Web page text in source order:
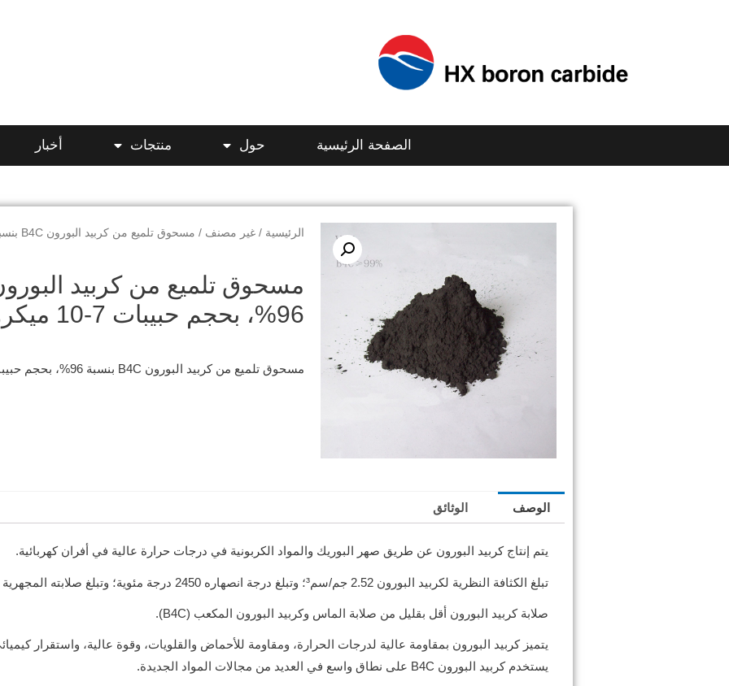
الصفحة الرئيسية حول منتجات أخبار
الرئيسية /غير مصنف / مسحوق تلميع من كربيد البورون B4C بنسبة 96%، بحجم حبيبات 7-10 ميكرون
96%، بحجم حبيبات 7-10 ميكرون
مسحوق تلميع من كربيد البورون B4C بنسبة 96%، بحجم حبيبات 7-10 ميكرون
الوصف الوثائق
يتم إنتاج كربيد البورون عن طريق صهر البوريك والمواد الكربونية في درجات حرارة عالية في أفران كهربائية.
تبلغ الكثافة النظرية لكربيد البورون 2.52 جم/سم³؛ وتبلغ درجة انصهاره 2450 درجة مئوية؛ وتبلغ صلابته المجهرية 4950 كجم/مم²
صلابة كربيد البورون أقل بقليل من صلابة الماس وكربيد البورون المكعب (B4C).
يتميز كربيد البورون بمقاومة عالية لدرجات الحرارة، ومقاومة للأحماض والقلويات، وقوة عالية، واستقرار
يستخدم كربيد البورون B4C على نطاق واسع في العديد من مجالات المواد الجديدة.